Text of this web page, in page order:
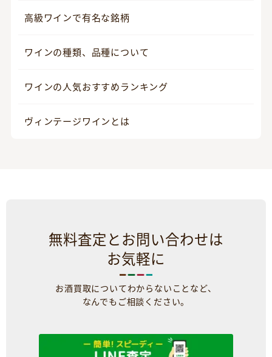
高級ワインで有名な銘柄
ワインの種類、品種について
ワインの人気おすすめランキング
ヴィンテージワインとは
無料査定とお問い合わせは
お気軽に
お酒買取についてわからないことなど、
なんでもご相談ください。